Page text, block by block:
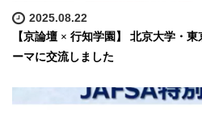
2025.08.22
【京論壇 × 行知学園】 北京大学・
ーマに交流しました